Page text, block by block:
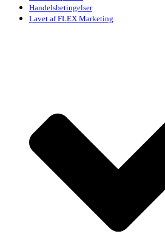
Handelsbetingelser
Lavet af FLEX Marketing